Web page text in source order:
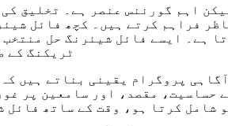
اہم گورننس عنصر ہے۔ تخلیق
فراہم کرتے ہیں۔ کچھ فائل
ہے۔ ایسے فائل شیئرنگ حل
ٹریکنگ کے
پروگرام یقینی بناتے ہیں
مقصد، اور سامعین پر
شامل کرتا ہو، وقت کے ساتھ